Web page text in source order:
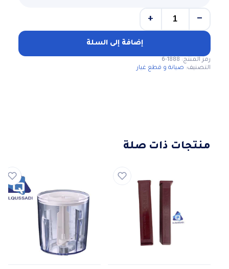
صمام
قدر
ضغط
السيف
−
+
إضافة إلى السلة
رمز المنتج: 1888-6
التصنيف: صيانة و قطع غيار
منتجات ذات صلة